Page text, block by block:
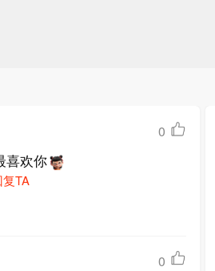
0
喜欢你
复TA
0